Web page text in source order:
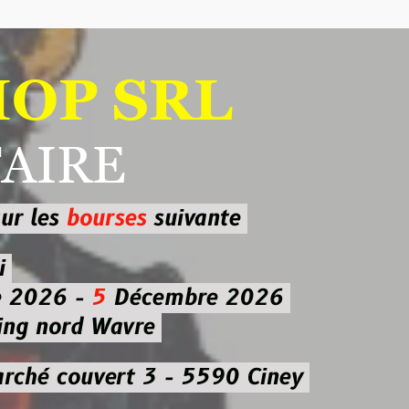
SRL
suivante
5Décembre 2026
Wavre
3 - 5590 Ciney